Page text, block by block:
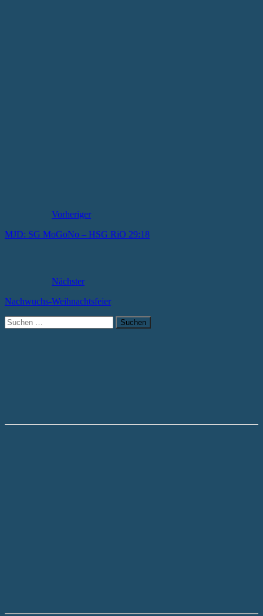
Vorheriger
MJD: SG MoGoNo – HSG RiO 29:18
Nächster
Nachwuchs-Weihnachtsfeier
Suchen
nach: